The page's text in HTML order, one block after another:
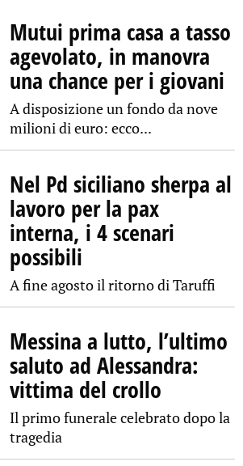
Mutui prima casa a tasso
agevolato, in manovra
una chance per i giovani
A disposizione un fondo da nove
milioni di euro: ecco...
Nel Pd siciliano sherpa al
lavoro per la pax
interna, i 4 scenari
possibili
A fine agosto il ritorno di Taruffi
Messina a lutto, l’ultimo
saluto ad Alessandra:
vittima del crollo
Il primo funerale celebrato dopo la
tragedia